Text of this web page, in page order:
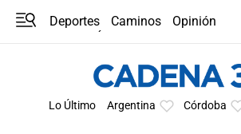
Deportes Caminos
Opinión
Lo Último Argentina Córdoba